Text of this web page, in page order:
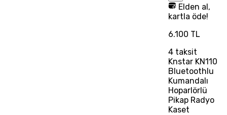
Elden al,
kartla öde!
6.100 TL
4taksit
Knstar KN110
Bluetoothlu
Kumandalı
Hoparlörlü
Pikap Radyo
Kaset